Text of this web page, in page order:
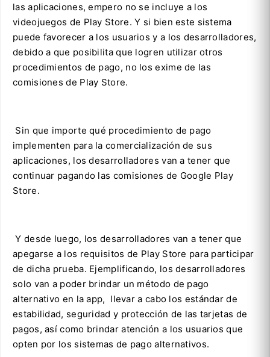
las aplicaciones, empero no se incluye a los
videojuegos de Play Store. Y si bien este sistema
puede favorecer a los usuarios y a los desarrolladores,
debido a que posibilita que logren utilizar otros
procedimientos de pago, no los exime de las
comisiones de Play Store.
Sin que importe qué procedimiento de pago
implementen para la comercialización de sus
aplicaciones, los desarrolladores van a tener que
continuar pagando las comisiones de Google Play
Store.
Y desde luego, los desarrolladores van a tener que
apegarse a los requisitos de Play Store para participar
de dicha prueba. Ejemplificando, los desarrolladores
solo van a poder brindar un método de pago
alternativo en la app, llevar a cabo los estándar de
estabilidad, seguridad y protección de las tarjetas de
pagos, así como brindar atención a los usuarios que
opten por los sistemas de pago alternativos.